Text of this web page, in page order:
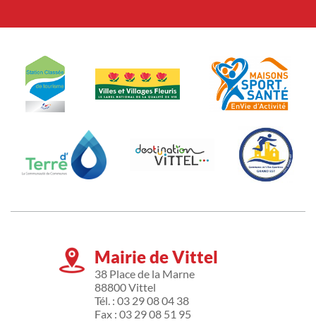
Mairie de Vittel
38 Place de la Marne
88800 Vittel
Tél. : 03 29 08 04 38
Fax : 03 29 08 51 95